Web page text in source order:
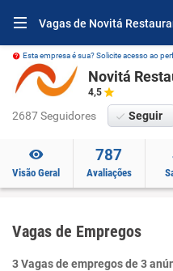
Vagas de Novitá
Esta empresa é sua? Solicite acesso ao
Novitá
4,5
2687 Seguidores Seguir
Visão Geral
787
Avaliações
Vagas de Empregos
3 Vagas de empregos de 3